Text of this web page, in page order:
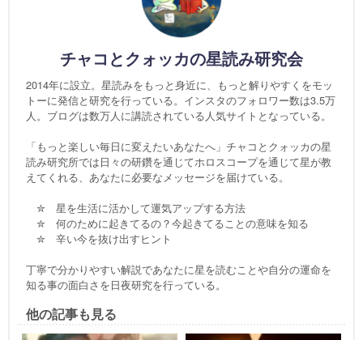
チャコとクォッカの星読み研究会
2014年に設立。星読みをもっと身近に、もっと解りやすくをモッ
トーに発信と研究を行っている。インスタのフォロワー数は3.5万
人。ブログは数万人に講読されている人気サイトとなっている。
「もっと楽しい毎日に変えたいあなたへ」チャコとクォッカの星
読み研究所では日々の研鑽を通じてホロスコープを通じて星が教
えてくれる、あなたに必要なメッセージを届けている。
✮ 星を生活に活かして運気アップする方法
✮ 何のために起きてるの？今起きてることの意味を知る
✮ 辛い今を抜け出すヒント
丁寧で分かりやすい解説であなたに星を読むことや自分の運命を
知る事の面白さを日夜研究を行っている。
他の記事も見る